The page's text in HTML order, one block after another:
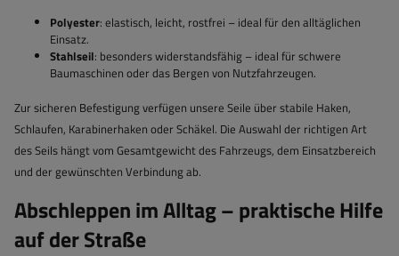
Polyester: elastisch, leicht, rostfrei – ideal für den alltäglichen
Einsatz.
Stahlseil: besonders widerstandsfähig – ideal für schwere
Baumaschinen oder das Bergen von Nutzfahrzeugen.
Zur sicheren Befestigung verfügen unsere Seile über stabile Haken,
Schlaufen, Karabinerhaken oder Schäkel. Die Auswahl der richtigen Art
des Seils hängt vom Gesamtgewicht des Fahrzeugs, dem Einsatzbereich
und der gewünschten Verbindung ab.
Abschleppen im Alltag – praktische Hilfe
auf der Straße